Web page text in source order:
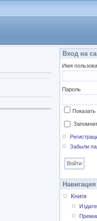
Вход на
Имя
Пароль
Забыли
Навигация
Книги